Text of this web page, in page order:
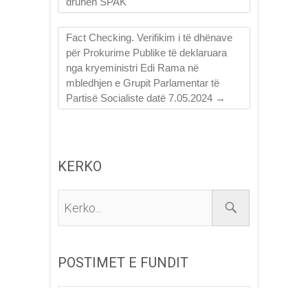
Fact Checking. Verifikim i të dhënave
për Prokurime Publike të deklaruara
nga kryeministri Edi Rama në
mbledhjen e Grupit Parlamentar të
Partisë Socialiste datë 7.05.2024 →
KERKO
POSTIMET E FUNDIT